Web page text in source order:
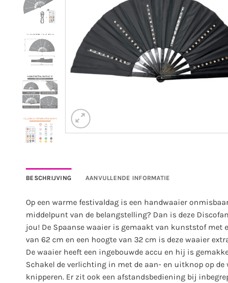
BESCHRIJVING AANVULLENDE INFORMATIE
Op een warme festivaldag is een handwaaier
middelpunt van de belangstelling? Dan is deze
jou! De Spaanse waaier is gemaakt van kunststof met
van 62 cm en een hoogte van 32 cm is deze waaier
De waaier heeft een ingebouwde accu en hij is
Schakel de verlichting in met de aan- en uitknop op
knipperen. Er zit ook een afstandsbediening bij